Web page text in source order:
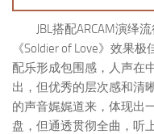
JBL搭配ARCAM演绎
《Soldier of Love》效果
配乐形成包围感，人声在
出，但优秀的层次感和清
的声音娓娓道来，体现出
盘，但通透贯彻全曲，听